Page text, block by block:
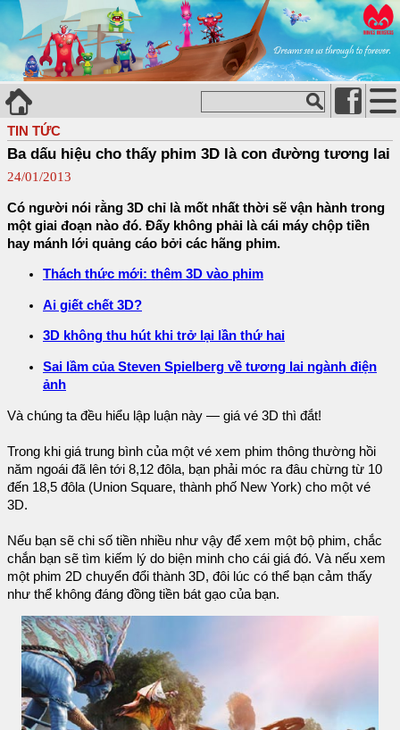
TIN TỨC
Ba dấu hiệu cho thấy phim 3D là con đường tương lai
24/01/2013
Có người nói rằng 3D chỉ là mốt nhất thời sẽ vận hành trong
một giai đoạn nào đó. Đấy không phải là cái máy chộp tiền
hay mánh lới quảng cáo bởi các hãng phim.
Thách thức mới: thêm 3D vào phim
Ai giết chết 3D?
3D không thu hút khi trở lại lần thứ hai
Sai lầm của Steven Spielberg về tương lai ngành điện
ảnh
Và chúng ta đều hiểu lập luận này — giá vé 3D thì đắt!
Trong khi giá trung bình của một vé xem phim thông thường hồi
năm ngoái đã lên tới 8,12 đôla, bạn phải móc ra đâu chừng từ 10
đến 18,5 đôla (Union Square, thành phố New York) cho một vé
3D.
Nếu bạn sẽ chi số tiền nhiều như vậy để xem một bộ phim, chắc
chắn bạn sẽ tìm kiếm lý do biện minh cho cái giá đó. Và nếu xem
một phim 2D chuyển đổi thành 3D, đôi lúc có thể bạn cảm thấy
như thể không đáng đồng tiền bát gạo của bạn.